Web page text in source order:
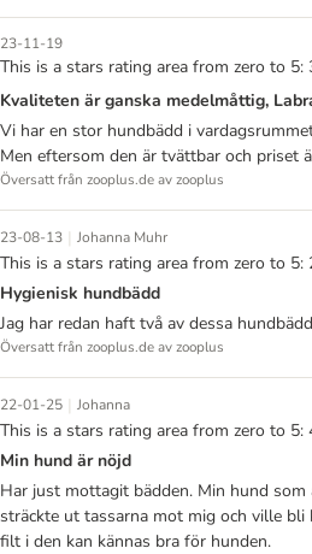
23-11-19
This is a stars rating area from zero to 5:
Kvaliteten är ganska medelmåttig,
Vi har en stor hundbädd i
Men eftersom den är tvättbar och priset
Översatt från zooplus.de av zooplus
23-08-13 | Johanna Muhr
This is a stars rating area from zero to 5:
Hygienisk hundbädd
Jag har redan haft två av dessa
Översatt från zooplus.de av zooplus
22-01-25 | Johanna
This is a stars rating area from zero to 5:
Min hund är nöjd
Har just mottagit bädden. Min hund
sträckte ut tassarna mot mig och ville
filt i den kan kännas bra för hunden.